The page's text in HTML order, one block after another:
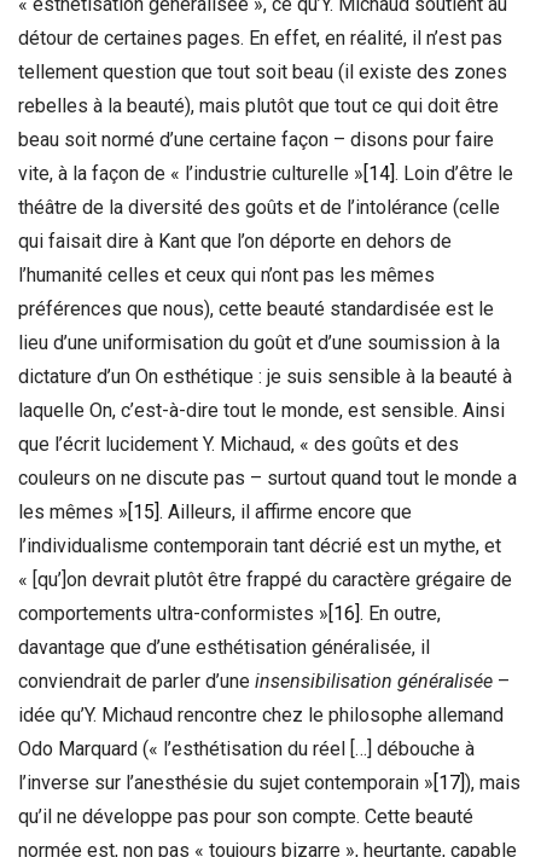
détour de certaines pages. En effet, en réalité, il n’est pas
tellement question que tout soit beau (il existe des zones
rebelles à la beauté), mais plutôt que tout ce qui doit être
beau soit normé d’une certaine façon – disons pour faire
vite, à la façon de « l’industrie culturelle »[14]. Loin d’être le
théâtre de la diversité des goûts et de l’intolérance (celle
qui faisait dire à Kant que l’on déporte en dehors de
l’humanité celles et ceux qui n’ont pas les mêmes
préférences que nous), cette beauté standardisée est le
lieu d’une uniformisation du goût et d’une soumission à la
dictature d’un On esthétique : je suis sensible à la beauté à
laquelle On, c’est-à-dire tout le monde, est sensible. Ainsi
que l’écrit lucidement Y. Michaud, « des goûts et des
couleurs on ne discute pas – surtout quand tout le monde a
les mêmes »[15]. Ailleurs, il affirme encore que
l’individualisme contemporain tant décrié est un mythe, et
« [qu’]on devrait plutôt être frappé du caractère grégaire de
comportements ultra-conformistes »[16]. En outre,
davantage que d’une esthétisation généralisée, il
conviendrait de parler d’une insensibilisation généralisée –
idée qu’Y. Michaud rencontre chez le philosophe allemand
Odo Marquard (« l’esthétisation du réel […] débouche à
l’inverse sur l’anesthésie du sujet contemporain »[17]), mais
qu’il ne développe pas pour son compte. Cette beauté
normée est, non pas « toujours bizarre », heurtante, capable